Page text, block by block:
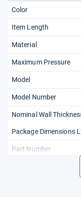
Color
Item Length
Material
Maximum Pressure
Model
Model Number
Nominal Wall
Package Dimensions
Part Number